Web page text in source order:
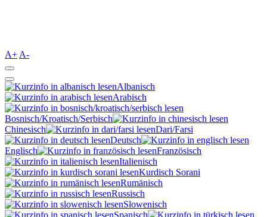
A+ A-
Albanisch
Arabisch
Bosnisch/Kroatisch/Serbisch
Chinesisch
Dari/Farsi
Deutsch
Englisch
Französisch
Italienisch
Kurdisch Sorani‎
Rumänisch
Russisch
Slowenisch
Spanisch